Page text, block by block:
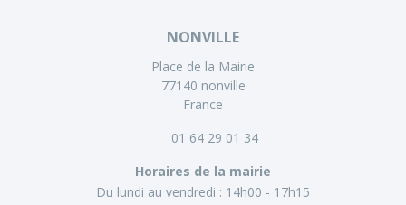
NONVILLE
Place de la Mairie
77140 nonville
France
01 64 29 01 34
Horaires de la mairie
Du lundi au vendredi : 14h00 - 17h15